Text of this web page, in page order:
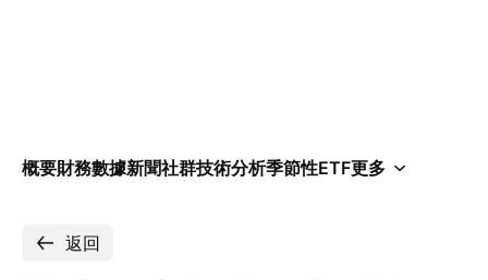
概要財務數據新聞社群技術分析季節性ETF更多
返回